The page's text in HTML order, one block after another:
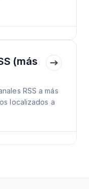
(más
RSS a más
localizados a